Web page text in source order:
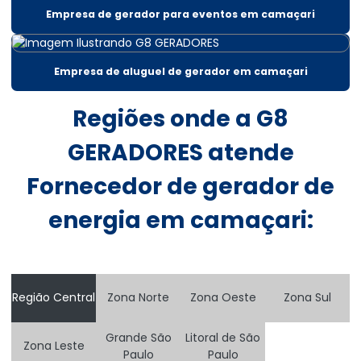
Aluguel gerador 220v em salvador
Aluguel gerador 300 kva
Aluguel gerador 300 kva em salvador
Aluguel de gerador 400 kva
Aluguel de gerador 500 kva
Aluguel de gerador 60 kva
Aluguel de gerador diária em salvador
Empresa de gerador para eventos em camaçari
Empresa de aluguel de gerador em camaçari
Regiões onde a G8
GERADORES atende
Fornecedor de gerador de
energia em camaçari:
Região Central Zona Norte Zona Oeste Zona Sul
Zona Leste
Grande São
Paulo
Litoral de São
Paulo